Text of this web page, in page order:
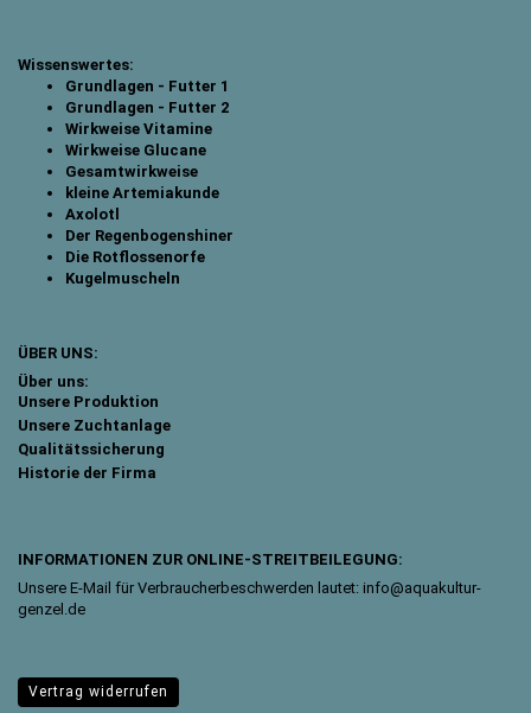
Wissenswertes:
Grundlagen - Futter 1
Grundlagen - Futter 2
Wirkweise Vitamine
Wirkweise Glucane
Gesamtwirkweise
kleine Artemiakunde
Axolotl
Der Regenbogenshiner
Die Rotflossenorfe
Kugelmuscheln
ÜBER UNS:
Über uns:
Unsere Produktion
Unsere Zuchtanlage
Qualitätssicherung
Historie der Firma
INFORMATIONEN ZUR ONLINE-STREITBEILEGUNG:
Unsere E-Mail für Verbraucherbeschwerden lautet: info@aquakultur-
genzel.de
Vertrag widerrufen